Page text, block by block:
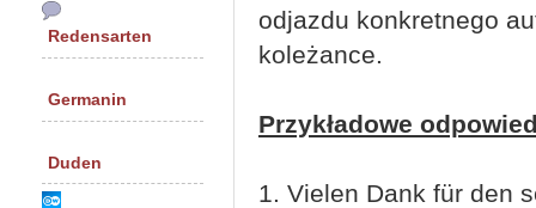
odjazdu konkretnego
koleżance.
Przykładowe
1. Vielen Dank für den
Redensarten
Germanin
Duden